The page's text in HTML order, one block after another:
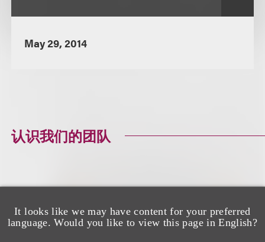
It looks like we may have content for your preferred
language. Would you like to view this page in English?
May 29, 2014
认识我们的团队
Christine M.
Rodriguez